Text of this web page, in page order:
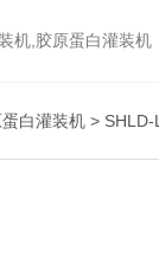
机,胶原蛋白灌装机
蛋白灌装机 >